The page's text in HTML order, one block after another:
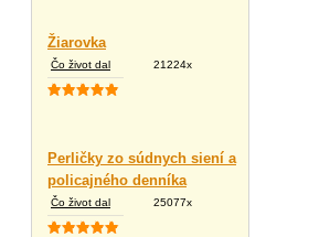
Žiarovka
Čo život dal 21224x
Perličky zo súdnych siení a
policajného denníka
Čo život dal 25077x